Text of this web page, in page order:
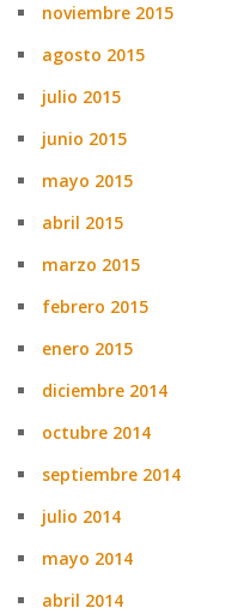
noviembre 2015
agosto 2015
julio 2015
junio 2015
mayo 2015
abril 2015
marzo 2015
febrero 2015
enero 2015
diciembre 2014
octubre 2014
septiembre 2014
julio 2014
mayo 2014
abril 2014